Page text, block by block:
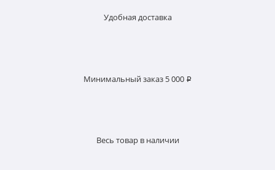
Удобная доставка
Минимальный заказ 5 000 ₽
Весь товар в наличии